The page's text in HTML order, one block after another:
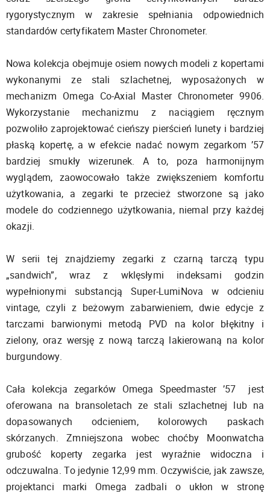
rygorystycznym w zakresie spełniania odpowiednich
standardów certyfikatem Master Chronometer.
Nowa kolekcja obejmuje osiem nowych modeli z kopertami
wykonanymi ze stali szlachetnej, wyposażonych w
mechanizm Omega Co-Axial Master Chronometer 9906.
Wykorzystanie mechanizmu z naciągiem ręcznym
pozwoliło zaprojektować cieńszy pierścień lunety i bardziej
płaską kopertę, a w efekcie nadać nowym zegarkom ’57
bardziej smukły wizerunek. A to, poza harmonijnym
wyglądem, zaowocowało także zwiększeniem komfortu
użytkowania, a zegarki te przecież stworzone są jako
modele do codziennego użytkowania, niemal przy każdej
okazji.
W serii tej znajdziemy zegarki z czarną tarczą typu
„sandwich”, wraz z wklęsłymi indeksami godzin
wypełnionymi substancją Super-LumiNova w odcieniu
vintage, czyli z beżowym zabarwieniem, dwie edycje z
tarczami barwionymi metodą PVD na kolor błękitny i
zielony, oraz wersję z nową tarczą lakierowaną na kolor
burgundowy.
Cała kolekcja zegarków Omega Speedmaster ’57 jest
oferowana na bransoletach ze stali szlachetnej lub na
dopasowanych odcieniem, kolorowych paskach
skórzanych. Zmniejszona wobec choćby Moonwatcha
grubość koperty zegarka jest wyraźnie widoczna i
odczuwalna. To jedynie 12,99 mm. Oczywiście, jak zawsze,
projektanci marki Omega zadbali o ukłon w stronę